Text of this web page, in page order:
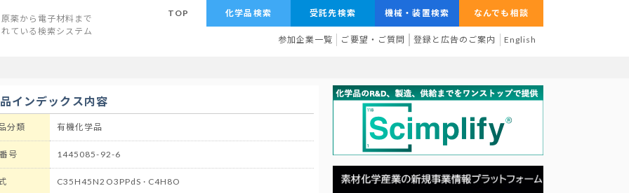
薬から電子材料まで
ている検索システム
TOP 化学品検索 受託先検索 機械・装置検索 なんでも相談
参加企業一覧 ご要望・ご質問 登録と広告のご案内 English
インデックス内容
分類 有機化学品
号 1445085-92-6
C35H45N2O3PPdS · C4H8O